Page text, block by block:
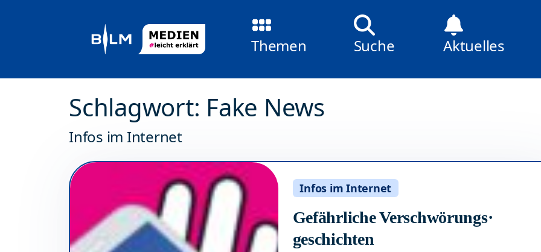
Themen
Suche Aktuelles
Schlagwort: Fake News
Infos im Internet
Infos im Internet
Gefährliche Verschwörungs·
geschichten